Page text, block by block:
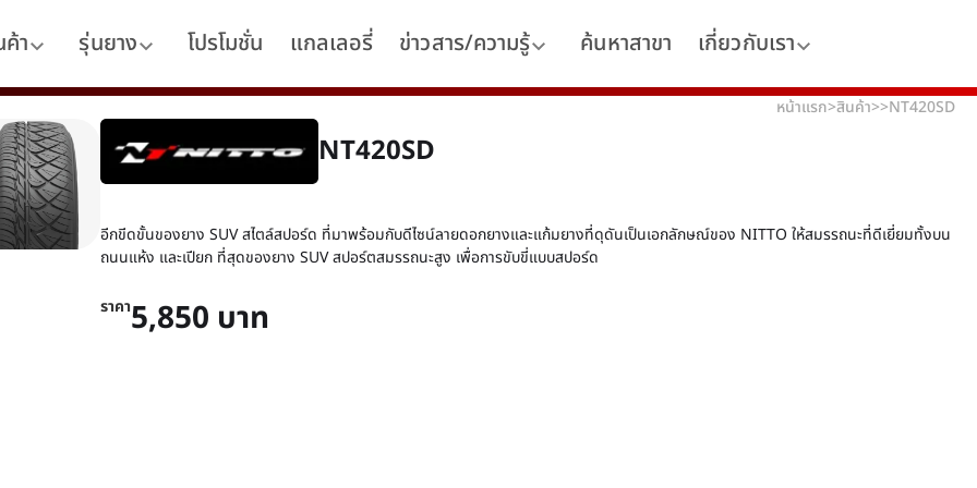
า รุ่นยาง โปรโมชั่น แกลเลอรี่ ข่าวสาร/ความรู้ ค้นหาสาขา เกี่ยวกับเรา
หน้าแรก>สินค้า>>NT420SD
NT420SD
อีกขีดขั้นของยาง SUV สไตล์สปอร์ด ที่มาพร้อมกับดีไซน์ลายดอกยางและแก้มยางที่ดุดันเป็นเอกลักษณ์ของ NITTO ให้สมรรถนะที่ดีเยี่ยมทั้งบน
ถนนแห้ง และเปียก ที่สุดของยาง SUV สปอร์ตสมรรถนะสูง เพื่อการขับขี่แบบสปอร์ด
ราคา5,850 บาท